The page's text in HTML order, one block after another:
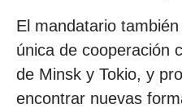
El mandatario
única de cooperación
de Minsk y Tokio, y
encontrar nuevas